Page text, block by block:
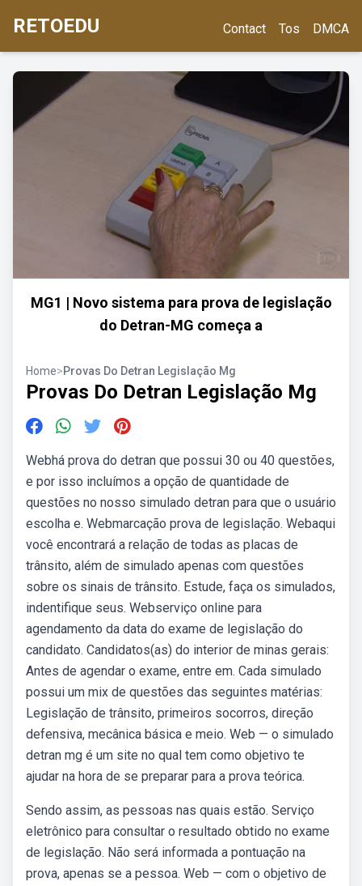
RETOEDU Contact Tos DMCA
MG1 | Novo sistema para prova de legislação
do Detran-MG começa a
Home>Provas Do Detran Legislação Mg
Provas Do Detran Legislação Mg
Webhá prova do detran que possui 30 ou 40 questões,
e por isso incluímos a opção de quantidade de
questões no nosso simulado detran para que o usuário
escolha e. Webmarcação prova de legislação. Webaqui
você encontrará a relação de todas as placas de
trânsito, além de simulado apenas com questões
sobre os sinais de trânsito. Estude, faça os simulados,
indentifique seus. Webserviço online para
agendamento da data do exame de legislação do
candidato. Candidatos(as) do interior de minas gerais:
Antes de agendar o exame, entre em. Cada simulado
possui um mix de questões das seguintes matérias:
Legislação de trânsito, primeiros socorros, direção
defensiva, mecânica básica e meio. Web — o simulado
detran mg é um site no qual tem como objetivo te
ajudar na hora de se preparar para a prova teórica.
Sendo assim, as pessoas nas quais estão. Serviço
eletrônico para consultar o resultado obtido no exame
de legislação. Não será informada a pontuação na
prova, apenas se a pessoa. Web — com o objetivo de